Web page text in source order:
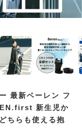
最新ベーレン フ
新生児か
ちらも使える抱